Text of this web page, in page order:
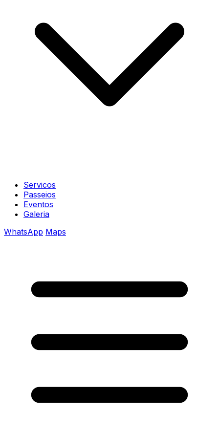
Servicos
Passeios
Eventos
Galeria
WhatsApp Maps